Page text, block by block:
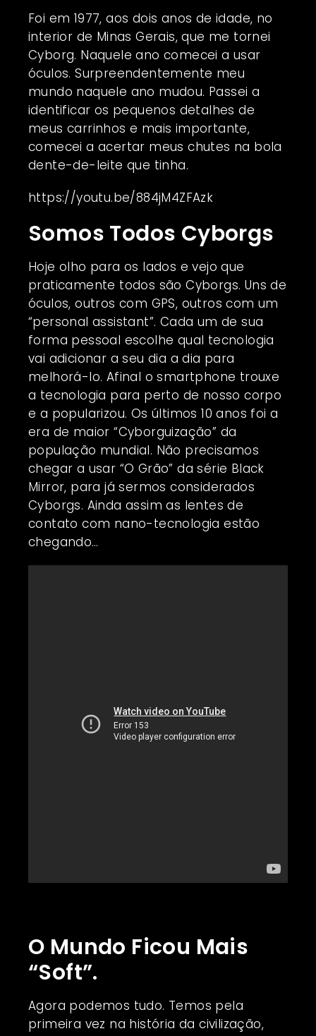
Foi em 1977, aos dois anos de idade, no
interior de Minas Gerais, que me tornei
Cyborg. Naquele ano comecei a usar
óculos. Surpreendentemente meu
mundo naquele ano mudou. Passei a
identificar os pequenos detalhes de
meus carrinhos e mais importante,
comecei a acertar meus chutes na bola
dente-de-leite que tinha.
https://youtu.be/884jM4ZFAzk
Somos Todos Cyborgs
Hoje olho para os lados e vejo que
praticamente todos são Cyborgs. Uns de
óculos, outros com GPS, outros com um
“personal assistant”. Cada um de sua
forma pessoal escolhe qual tecnologia
vai adicionar a seu dia a dia para
melhorá-lo. Afinal o smartphone trouxe
a tecnologia para perto de nosso corpo
e a popularizou. Os últimos 10 anos foi a
era de maior “Cyborguização” da
população mundial. Não precisamos
chegar a usar “O Grão” da série Black
Mirror, para já sermos considerados
Cyborgs. Ainda assim as lentes de
contato com nano-tecnologia estão
chegando…
O Mundo Ficou Mais
“Soft”.
Agora podemos tudo. Temos pela
primeira vez na história da civilização,